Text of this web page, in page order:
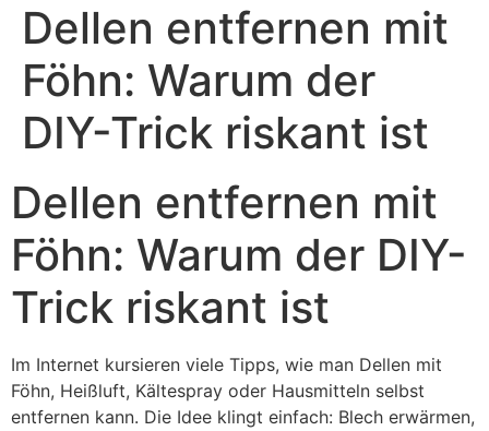
Dellen entfernen mit
Föhn: Warum der
DIY-Trick riskant ist
Dellen entfernen mit
Föhn: Warum der DIY-
Trick riskant ist
Im Internet kursieren viele Tipps, wie man Dellen mit
Föhn, Heißluft, Kältespray oder Hausmitteln selbst
entfernen kann. Die Idee klingt einfach: Blech erwärmen,